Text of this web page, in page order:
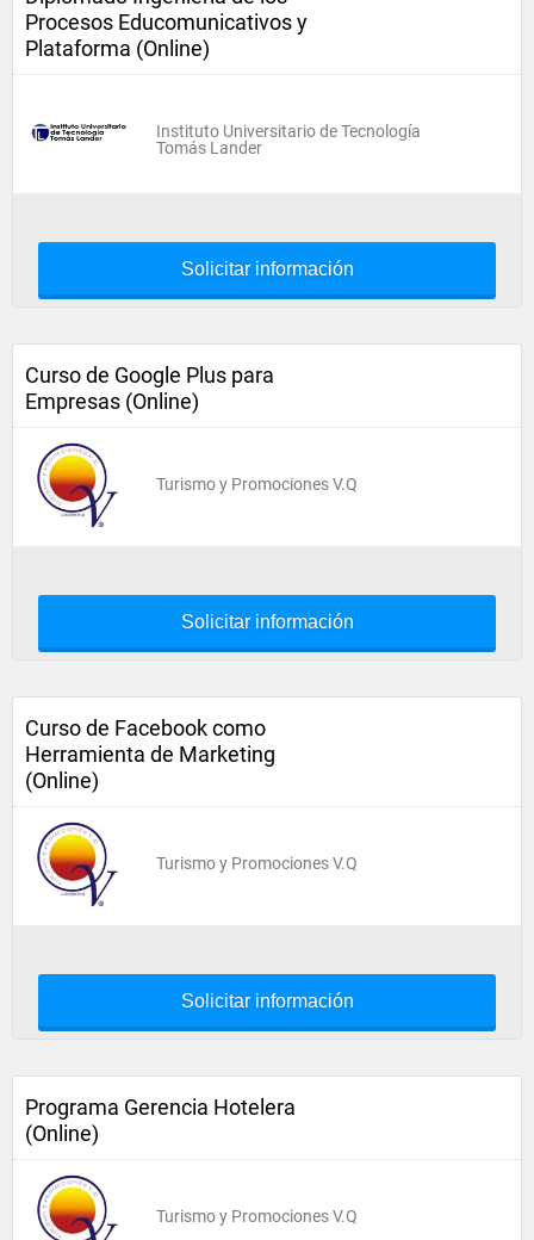
Procesos Educomunicativos y
Plataforma (Online)
Instituto Universitario de Tecnología
Tomás Lander
Solicitar información
Curso de Google Plus para
Empresas (Online)
Turismo y Promociones V.Q
Solicitar información
Curso de Facebook como
Herramienta de Marketing
(Online)
Turismo y Promociones V.Q
Solicitar información
Programa Gerencia Hotelera
(Online)
Turismo y Promociones V.Q